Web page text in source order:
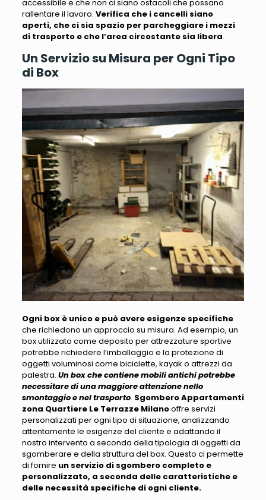
accessibile e che non ci siano ostacoli che possano
rallentare il lavoro. Verifica che i cancelli siano
aperti, che ci sia spazio per parcheggiare i mezzi
di trasporto e che l’area circostante sia libera.
Un Servizio su Misura per Ogni Tipo
di Box
Ogni box è unico e può avere esigenze specifiche
che richiedono un approccio su misura. Ad esempio, un
box utilizzato come deposito per attrezzature sportive
potrebbe richiedere l’imballaggio e la protezione di
oggetti voluminosi come biciclette, kayak o attrezzi da
palestra. Un box che contiene mobili antichi potrebbe
necessitare di una maggiore attenzione nello
smontaggio e nel trasporto. Sgombero Appartamenti
zona Quartiere Le Terrazze Milanooffre servizi
personalizzati per ogni tipo di situazione, analizzando
attentamente le esigenze del cliente e adattando il
nostro intervento a seconda della tipologia di oggetti da
sgomberare e della struttura del box. Questo ci permette
di fornire un servizio di sgombero completo e
personalizzato, a seconda delle caratteristiche e
delle necessità specifiche di ogni cliente.